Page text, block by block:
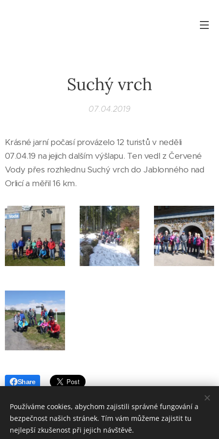
Suchý vrch
07.04.2019
Krásné jarní počasí provázelo 12 turistů v neděli
07.04.19 na jejich dalším výšlapu. Ten vedl z Červené
Vody přes rozhlednu Suchý vrch do Jablonného nad
Orlicí a měřil 16 km.
Share
Používáme cookies, abychom zajistili správné fungování a
bezpečnost našich stránek. Tím vám můžeme zajistit tu
nejlepší zkušenost při jejich návštěvě.